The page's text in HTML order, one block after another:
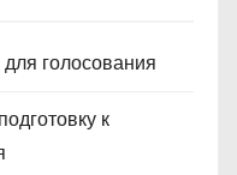
для голосования
к